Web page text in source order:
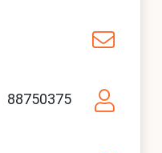
88750375